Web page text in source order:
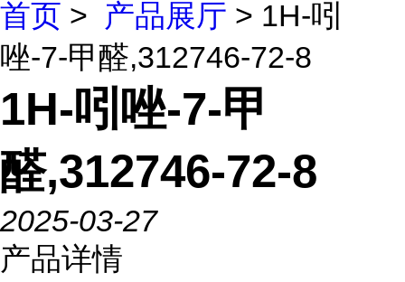
首页 > 产品展厅 > 1H-吲
唑-7-甲醛,312746-72-8
1H-吲唑-7-甲
醛,312746-72-8
2025-03-27
产品详情